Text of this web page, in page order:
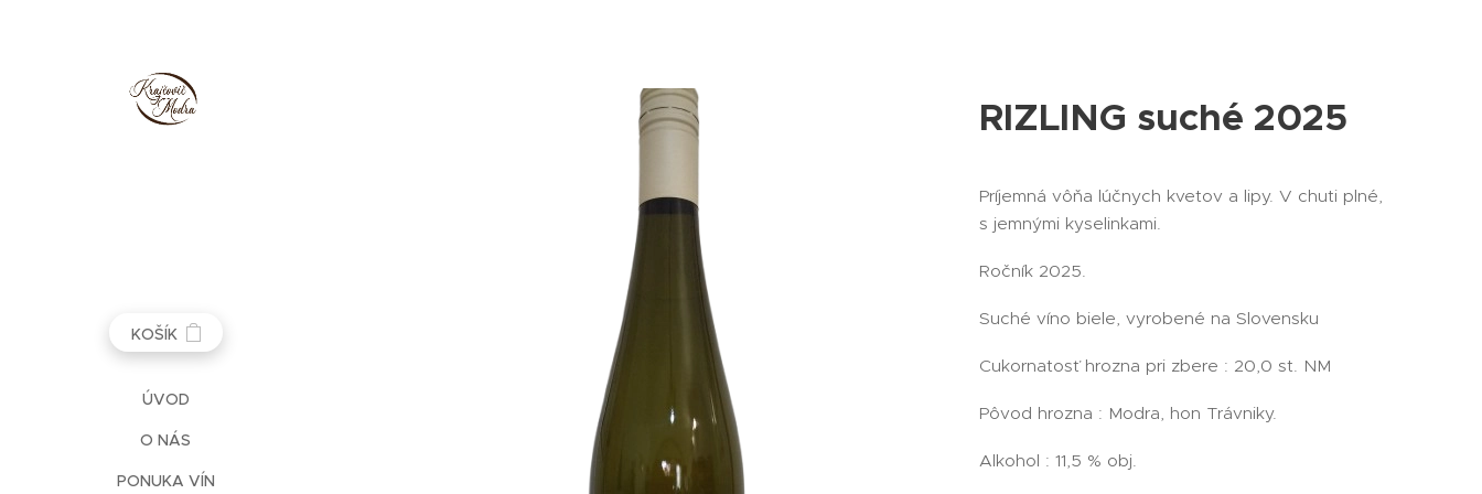
KOŠÍK
ÚVOD
O NÁS
PONUKA VÍN
RIZLING suché 2025
Príjemná vôňa lúčnych kvetov a lipy. V chuti plné,
s jemnými kyselinkami.
Ročník 2025.
Suché víno biele, vyrobené na Slovensku
Cukornatosť hrozna pri zbere : 20,0 st. NM
Pôvod hrozna : Modra, hon Trávniky.
Alkohol : 11,5 % obj.